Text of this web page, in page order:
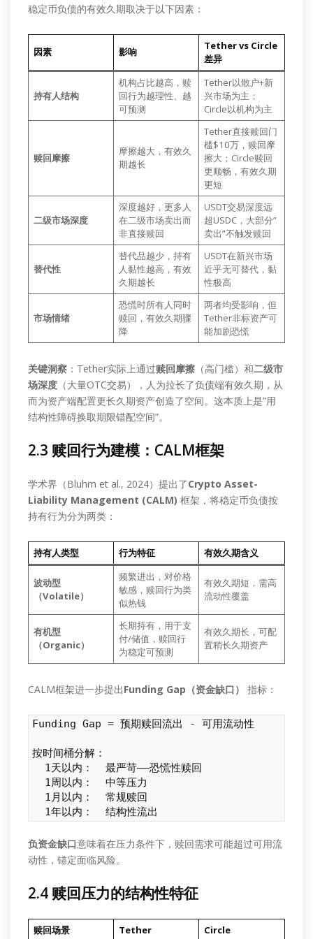
稳定币负债的有效久期取决于以下因素：
因素 影响
Tether vs Circle
差异
持有人结构
机构占比越高，赎
回行为越理性、越
可预测
Tether以散户+新
兴市场为主；
Circle以机构为主
赎回摩擦
摩擦越大，有效久
期越长
Tether直接赎回门
槛$10万，赎回摩
擦大；Circle赎回
更顺畅，有效久期
更短
二级市场深度
深度越好，更多人
在二级市场卖出而
非直接赎回
USDT交易深度远
超USDC，大部分”
卖出”不触发赎回
替代性
替代品越少，持有
人黏性越高，有效
久期越长
USDT在新兴市场
近乎无可替代，黏
性极高
市场情绪
恐慌时所有人同时
赎回，有效久期骤
降
两者均受影响，但
Tether非标资产可
能加剧恐慌
关键洞察 ：Tether实际上通过赎回摩擦 （高门槛）和二级市
场深度 （大量OTC交易），人为拉长了负债端有效久期，从
而为资产端配置更长久期资产创造了空间。这本质上是”用
结构性障碍换取期限错配空间”。
2.3 赎回行为建模：CALM框架
学术界（Bluhm et al., 2024）提出了Crypto Asset-
Liability Management (CALM) 框架，将稳定币负债按
持有行为分为两类：
持有人类型 行为特征 有效久期含义
波动型
（Volatile）
频繁进出，对价格
敏感，赎回行为类
似热钱
有效久期短，需高
流动性覆盖
有机型
（Organic）
长期持有，用于支
付/储值，赎回行
为稳定可预测
有效久期长，可配
置稍长久期资产
CALM框架进一步提出Funding Gap（资金缺口） 指标：
Funding Gap = 预期赎回流出 - 可用流动性
按时间桶分解：
  1年以内：  结构性流出
负资金缺口意味着在压力条件下，赎回需求可能超过可用流
动性，锚定面临风险。
2.4 赎回压力的结构性特征
赎回场景 Tether Circle